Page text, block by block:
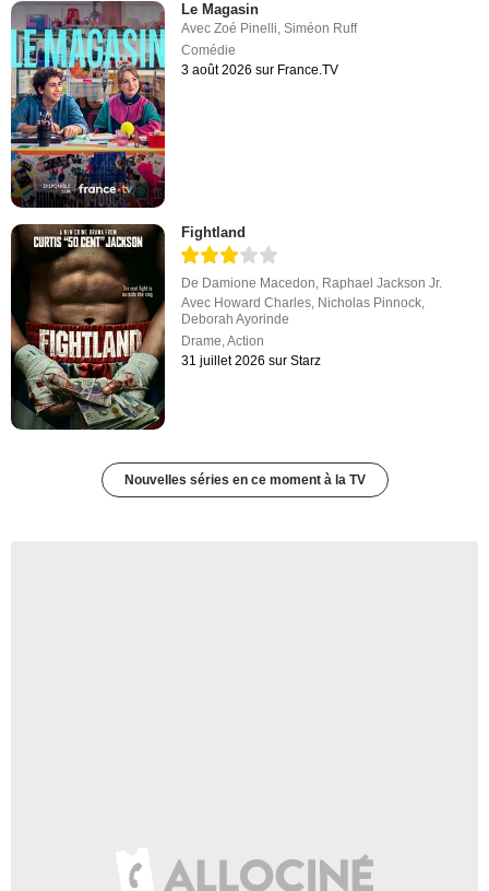
Le Magasin
AvecZoé Pinelli,Siméon Ruff
Comédie
3 août 2026 sur France.TV
Fightland
De Damione Macedon Raphael Jackson Jr.
Avec Howard Charles Nicholas Pinnock
Deborah Ayorinde
Drame ,Action
31 juillet 2026 sur Starz
Nouvelles séries en ce moment à la TV